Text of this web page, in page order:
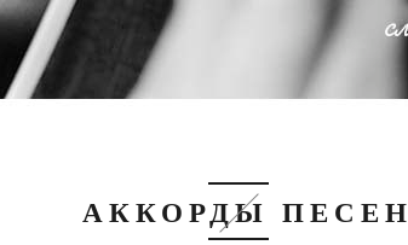
АККОРДЫ ПЕСЕН